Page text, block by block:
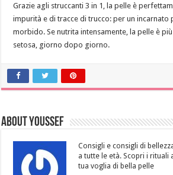
Grazie agli struccanti 3 in 1, la pelle è
impurità e di tracce di trucco: per un incarnato
morbido. Se nutrita intensamente, la pelle è
setosa, giorno dopo giorno.
About Youssef
Consigli e consigli di
a tutte le età. Scopri i rituali
tua voglia di bella pelle